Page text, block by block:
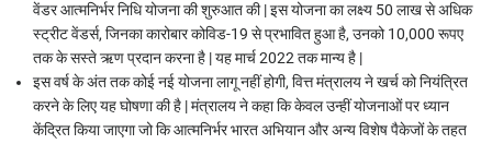
वेंडर आत्मनिर्भर निधि योजनाकीशुरुआतकी | इस योजना का लक्ष्य 50 लाख से अधिक
स्ट्रीट वेंडर्स, जिनकाकारोबारकोविड-19 सेप्रभावितहुआहै, उनको10,000 रूपए
तक के सस्ते ऋण प्रदान करना है | यह मार्च 2022 तक मान्य है |
इस वर्ष के अंत तक कोई नई योजना लागू नहीं होगी, वित्त मंत्रालय ने खर्च को नियंत्रित
करने के लिए यह घोषणा की है | मंत्रालय ने कहा कि केवल उन्हीं योजनाओं पर ध्यान
केंद्रित किया जाएगा जो कि आत्मनिर्भर भारत अभियान और अन्य विशेष पैकेजों के तहत